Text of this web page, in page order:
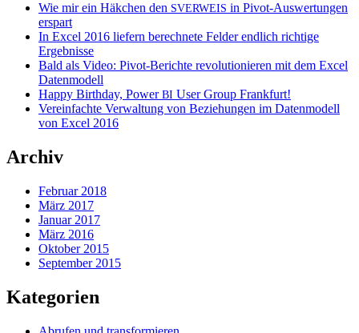
Wie mir ein Häkchen den SVERWEIS in Pivot-Auswertungen
erspart
In Excel 2016 liefern berechnete Felder endlich richtige
Ergebnisse
Bald als Video: Pivot-Berichte revolutionieren mit dem Excel
Datenmodell
Happy Birthday, PowerBI User Group Frankfurt!
Vereinfachte Verwaltung von Beziehungen im Datenmodell
von Excel 2016
Archiv
Februar 2018
März 2017
Januar 2017
März 2016
Oktober 2015
September 2015
Kategorien